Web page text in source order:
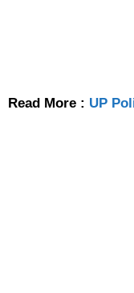
Read More : UP